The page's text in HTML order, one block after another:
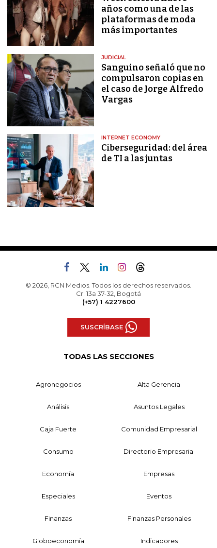
años como una de las
plataformas de moda
más importantes
JUDICIAL
Sanguino señaló que no
compulsaron copias en
el caso de Jorge Alfredo
Vargas
INTERNET ECONOMY
Ciberseguridad: del área
de TI a las juntas
© 2026, RCN Medios. Todos los derechos reservados.
Cr. 13a 37-32, Bogotá
(+57) 1 4227600
SUSCRÍBASE
TODAS LAS SECCIONES
Agronegocios Alta Gerencia
Análisis Asuntos Legales
Caja Fuerte Comunidad Empresarial
Consumo Directorio Empresarial
Economía Empresas
Especiales Eventos
Finanzas Finanzas Personales
Globoeconomía Indicadores